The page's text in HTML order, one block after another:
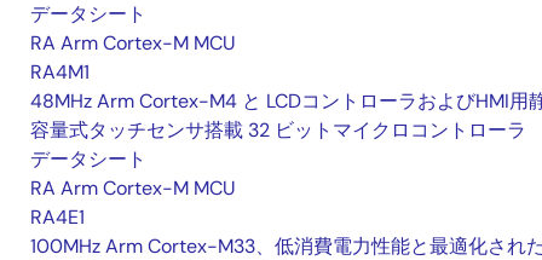
データシート
RA Arm Cortex-M MCU
RA4M1
48MHz Arm Cortex-M4 と LCDコントローラおよびHMI用
容量式タッチセンサ搭載 32 ビットマイクロコントローラ
データシート
RA Arm Cortex-M MCU
RA4E1
100MHz Arm Cortex-M33、低消費電力性能と最適化され